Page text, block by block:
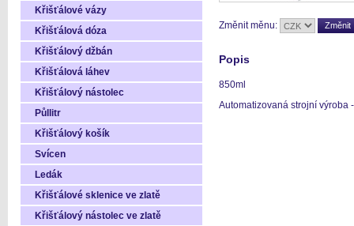
Křišťálové vázy
Křišťálová dóza
Křišťálový džbán
Křišťálová láhev
Křišťálový nástolec
Půllitr
Křišťálový košík
Svícen
Ledák
Křišťálové sklenice ve zlatě
Křišťálový nástolec ve zlatě
Změnit měnu:
Popis
850ml
Automatizovaná strojní výroba